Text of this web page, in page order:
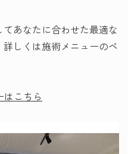
あなたに合わせた最適な
しくは施術メニューのペ
こちら